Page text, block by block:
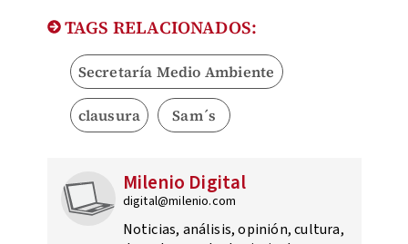
TAGS RELACIONADOS:
Secretaría Medio Ambiente
clausura Sam´s
Milenio Digital
digital@milenio.com
Noticias, análisis, opinión, cultura,